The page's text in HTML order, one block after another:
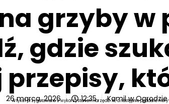
grzyby w
gdzie
przepisy,
26 marca, 2026 12:35 Kamil w Ogrodzie
Artykuł przygotowano z wykorzystaniem narzędzi AI, a następnie poddano